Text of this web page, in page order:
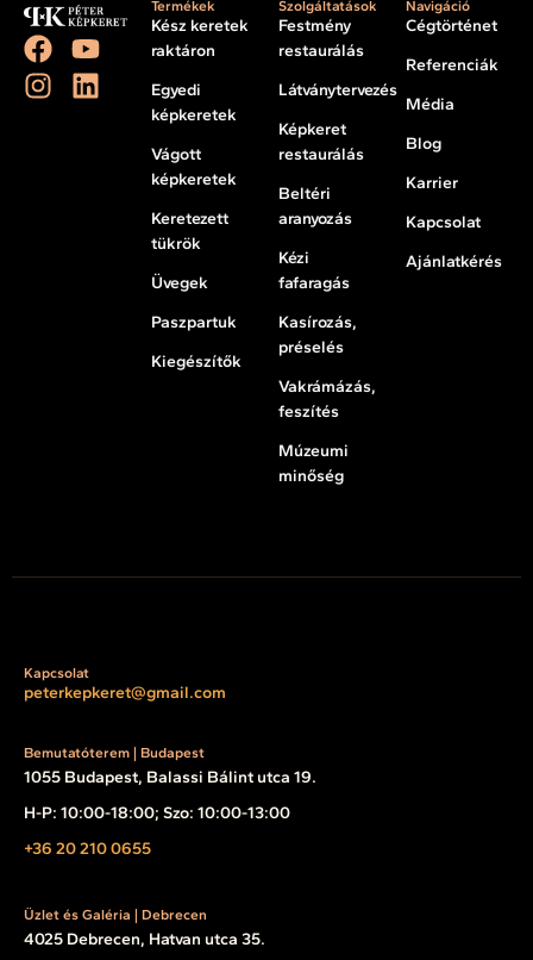
Termékek
Kész keretek
raktáron
Egyedi
képkeretek
Vágott
képkeretek
Keretezett
tükrök
Üvegek
Paszpartuk
Kiegészítők
Szolgáltatások
Festmény
restaurálás
Látványtervezés
Képkeret
restaurálás
Beltéri
aranyozás
Kézi
fafaragás
Kasírozás,
préselés
Vakrámázás,
feszítés
Múzeumi
minőség
Navigáció
Cégtörténet
Referenciák
Média
Blog
Karrier
Kapcsolat
Ajánlatkérés
Kapcsolat
peterkepkeret@gmail.com
Bemutatóterem | Budapest
1055 Budapest, Balassi Bálint utca 19.
H-P: 10:00-18:00; Szo: 10:00-13:00
+36 20 210 0655
Üzlet és Galéria | Debrecen
4025 Debrecen, Hatvan utca 35.